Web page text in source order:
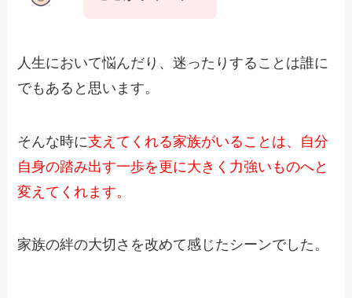
人生において悩んだり、迷ったりすることは誰に
でもあると思います。
そんな時に支えてくれる家族がいることは、自分
自身の踏み出す一歩を更に大きく力強いものへと
変えてくれます。
家族の絆の大切さを改めて感じたシーンでした。